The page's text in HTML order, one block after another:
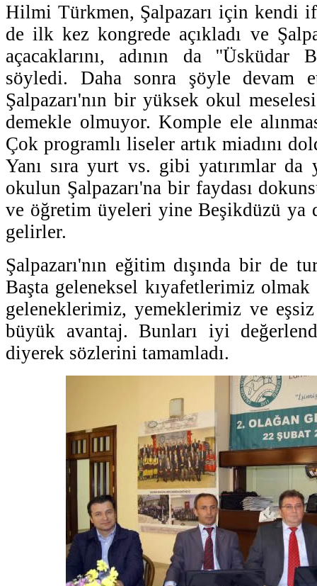
Hilmi Türkmen, Şalpazarı için kendi
de ilk kez kongrede açıkladı ve
açacaklarını, adının da ''Üsküdar
söyledi. Daha sonra şöyle devam
Şalpazarı'nın bir yüksek okul
demekle olmuyor. Komple ele
Çok programlı liseler artık miadını
Yanı sıra yurt vs. gibi yatırımlar da
okulun Şalpazarı'na bir faydası
ve öğretim üyeleri yine Beşikdüzü ya
gelirler.
Şalpazarı'nın eğitim dışında bir de
Başta geleneksel kıyafetlerimiz
geleneklerimiz, yemeklerimiz ve
büyük avantaj. Bunları iyi
diyerek sözlerini tamamladı.